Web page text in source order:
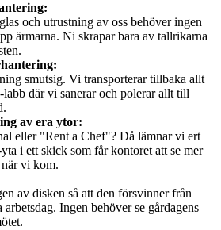
och utrustning av oss behöver ingen
ärmarna. Ni skrapar bara av tallrikarna
smutsig. Vi transporterar tillbaka allt
där vi sanerar och polerar allt till
av era ytor:
eller "Rent a Chef"? Då lämnar vi ert
i ett skick som får kontoret att se mer
vi kom.
av disken så att den försvinner från
Ingen behöver se gårdagens